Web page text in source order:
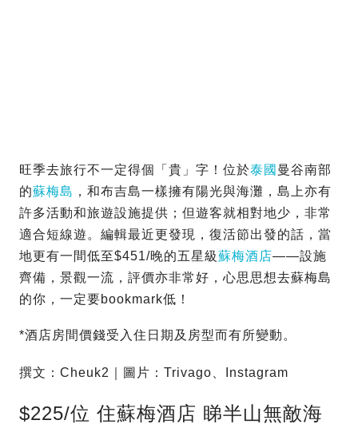
旺季去旅行不一定得個「貴」字！位於泰國 曼谷南部
的蘇梅島 ，和布吉島一樣擁有陽光與海灘，島上亦有
許多活動和旅遊設施提供；但遊客就相對地少，非常
適合短線遊。編輯最近更發現，復活節出發的話，當
地更有一間低至$451/晚的五星級蘇梅酒店——設施
齊備，景觀一流，評價亦非常好，心思思想去蘇梅島
的你，一定要bookmark低！
*酒店房間價錢受入住日期及房型而有所變動。
撰文：Cheuk2｜圖片：Trivago、Instagram
$225/位 住蘇梅酒店 睇半山無敵海